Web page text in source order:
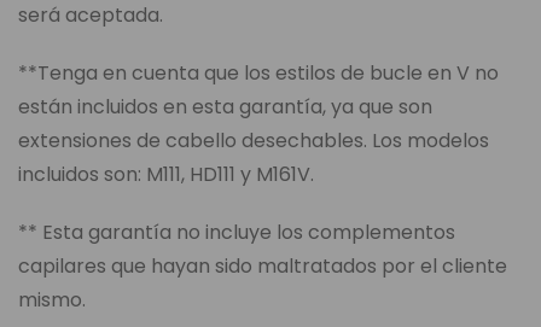
será aceptada.
**Tenga en cuenta que los estilos de bucle en V no
están incluidos en esta garantía, ya que son
extensiones de cabello desechables. Los modelos
incluidos son: M111, HD111 y M161V.
** Esta garantía no incluye los complementos
capilares que hayan sido maltratados por el cliente
mismo.